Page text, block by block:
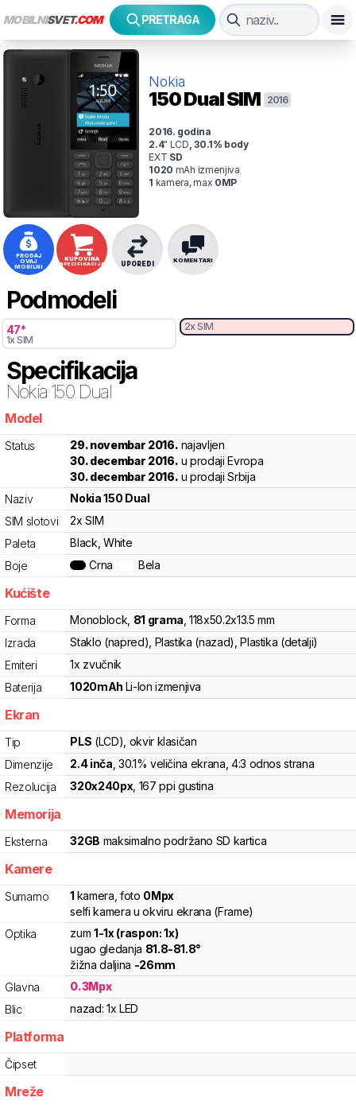
MOBILNISVET.COM PRETRAGA
Nokia
150Dual SIM 2016
2016. godina
2.4" LCD ,30.1% body
EXT SD
1020 mAh izmenjiva
1 kamera, max 0MP
PRODAJ
OVAJ
MOBILNI
KUPOVINA
SPECIFIKACIJA KOMENTARI
UPOREDI
Podmodeli
47*
1x SIM
2x SIM
Specifikacija
Nokia 150 Dual
Model
Status 29. novembar 2016. najavljen
30. decembar 2016. u prodaji Evropa
30. decembar 2016. u prodaji Srbija
Naziv
Nokia150 Dual
SIM slotovi
2x SIM
Paleta
Black, White
Boje
Crna Bela
Kućište
Forma Monoblock 81 grama ,118x50.2x13.5 mm
Izrada
Staklo (napred), Plastika (nazad), Plastika (detalji)
Emiteri
1x zvučnik
Baterija
1020mAh Li-Ion izmenjiva
Ekran
Tip PLS (LCD) , okvir klasičan
Dimenzije
2.4inča , 30.1% veličina ekrana , 4:3 odnos strana
Rezolucija
320x240px, 167 ppi gustina
Memorija
Eksterna 32GB maksimalno podržano SD kartica
Kamere
Sumarno 1 kamera foto 0Mpx
selfi kamera u okviru ekrana (Frame)
Optika
zum1-1x (raspon:1x)
ugao gledanja 81.8-81.8°
žižna daljina -26mm
Glavna
0.3Mpx
Blic
nazad: 1x LED
Platforma
Čipset
Mreže